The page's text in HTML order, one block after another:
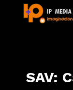
SAV: